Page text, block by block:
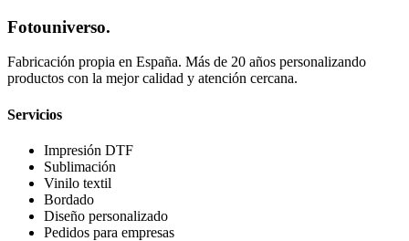
Fotouniverso.
Fabricación propia en España. Más de 20 años personalizando
productos con la mejor calidad y atención cercana.
Servicios
Impresión DTF
Sublimación
Vinilo textil
Bordado
Diseño personalizado
Pedidos para empresas